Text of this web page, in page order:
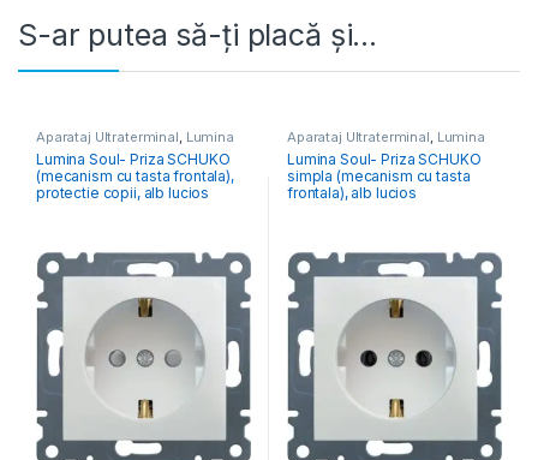
S-ar putea să-ți placă și…
Aparataj Ultraterminal, Lumina
Lumina Soul- Priza SCHUKO
(mecanism cu tasta frontala),
protectie copii, alb lucios
Aparataj Ultraterminal, Lumina
Lumina Soul- Priza SCHUKO
simpla (mecanism cu tasta
frontala), alb lucios